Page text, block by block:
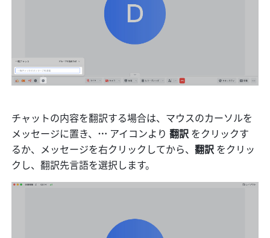
チャットの内容を翻訳する場合は、マウスのカーソルを
メッセージに置き、 … アイコンより 翻訳 をクリックす
るか、メッセージを右クリックしてから、翻訳 をクリッ
クし、翻訳先言語を選択します。